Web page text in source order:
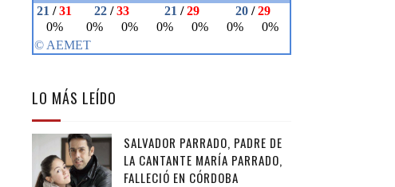
LO MÁS LEÍDO
SALVADOR PARRADO, PADRE DE
LA CANTANTE MARÍA PARRADO,
FALLECIÓ EN CÓRDOBA